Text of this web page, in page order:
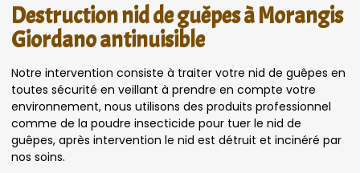
Destruction nid de guêpes à Morangis
Giordano antinuisible
Notre intervention consiste à traiter votre nid de guêpes en
toutes sécurité en veillant à prendre en compte votre
environnement, nous utilisons des produits professionnel
comme de la poudre insecticide pour tuer le nid de
guêpes, après intervention le nid est détruit et incinéré par
nos soins.